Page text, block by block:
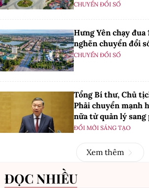
CHUYỂN ĐỔI SỐ
Hưng Yên chạy đua
nghẽn chuyển đổi
CHUYỂN ĐỔI SỐ
Tổng Bí thư, Chủ
Phải chuyển mạnh
nữa từ quản lý
ĐỔI MỚI SÁNG TẠO
Xem thêm
ĐỌC NHIỀU